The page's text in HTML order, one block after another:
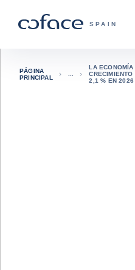
COFACE -
SPAIN
Volver a la página principal
PÁGINA
PRINCIPAL
LA
2,1 % EN 2026